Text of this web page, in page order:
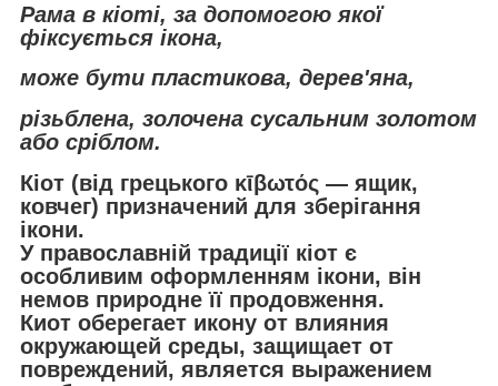
Рама в кіоті, за допомогою якої
фіксується ікона,
може бути пластикова, дерев'яна,
різьблена, золочена сусальним золотом
або сріблом.
Кіот (від грецького κῑβωτός — ящик,
ковчег) призначений для зберігання
ікони.
У православній традиції кіот є
особливим оформленням ікони, він
немов природне її продовження.
Киот оберегает икону от влияния
окружающей среды, защищает от
повреждений, является выражением